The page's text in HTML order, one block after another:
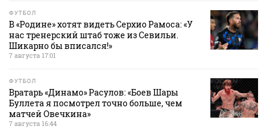
ФУТБОЛ
В «Родине» хотят видеть Серхио Рамоса: «У
нас тренерский штаб тоже из Севильи.
Шикарно бы вписался!»
7 августа 17:01
ФУТБОЛ
Вратарь «Динамо» Расулов: «Боев Шары
Буллета я посмотрел точно больше, чем
матчей Овечкина»
7 августа 16:44